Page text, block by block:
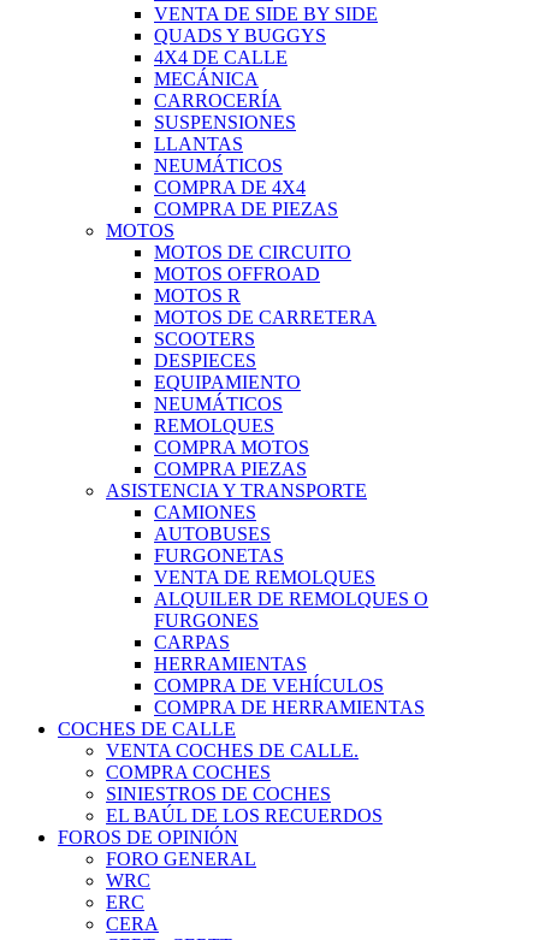
VENTA DE SIDE BY SIDE
QUADS Y BUGGYS
4X4 DE CALLE
MECÁNICA
CARROCERÍA
SUSPENSIONES
LLANTAS
NEUMÁTICOS
COMPRA DE 4X4
COMPRA DE PIEZAS
MOTOS
MOTOS DE CIRCUITO
MOTOS OFFROAD
MOTOS R
MOTOS DE CARRETERA
SCOOTERS
DESPIECES
EQUIPAMIENTO
NEUMÁTICOS
REMOLQUES
COMPRA MOTOS
COMPRA PIEZAS
ASISTENCIA Y TRANSPORTE
CAMIONES
AUTOBUSES
FURGONETAS
VENTA DE REMOLQUES
ALQUILER DE REMOLQUES O
FURGONES
CARPAS
HERRAMIENTAS
COMPRA DE VEHÍCULOS
COMPRA DE HERRAMIENTAS
COCHES DE CALLE
VENTA COCHES DE CALLE.
COMPRA COCHES
SINIESTROS DE COCHES
EL BAÚL DE LOS RECUERDOS
FOROS DE OPINIÓN
FORO GENERAL
WRC
ERC
CERA